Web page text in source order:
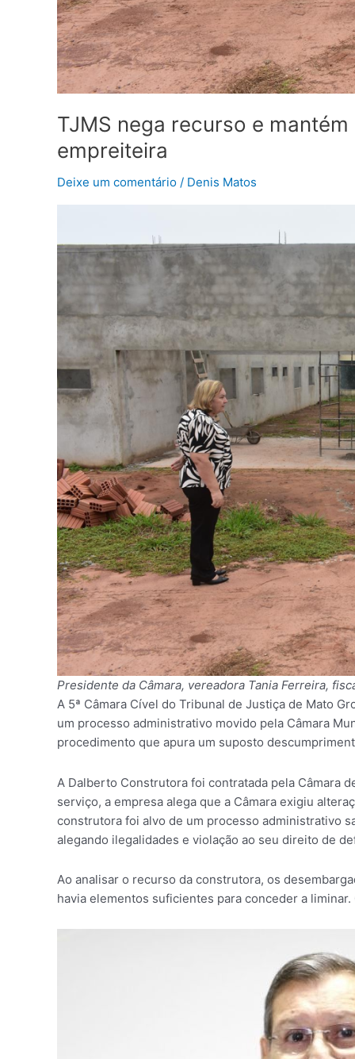
TJMS nega recurso e
empreiteira
Deixe um comentário / Denis Matos
Presidente da Câmara, vereadora Tania Ferreira,
A 5ª Câmara Cível do Tribunal de Justiça de Mato
um processo administrativo movido pela Câmara
procedimento que apura um suposto
A Dalberto Construtora foi contratada pela Câmara
serviço, a empresa alega que a Câmara exigiu
construtora foi alvo de um processo administrativo
alegando ilegalidades e violação ao seu direito de
Ao analisar o recurso da construtora, os
havia elementos suficientes para conceder a